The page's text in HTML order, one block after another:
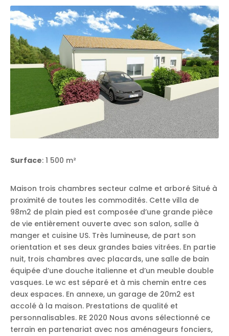
Surface: 1 500 m²
Maison trois chambres secteur calme et arboré Situé à
proximité de toutes les commodités. Cette villa de
98m2 de plain pied est composée d’une grande pièce
de vie entièrement ouverte avec son salon, salle à
manger et cuisine US. Très lumineuse, de part son
orientation et ses deux grandes baies vitrées. En partie
nuit, trois chambres avec placards, une salle de bain
équipée d’une douche italienne et d’un meuble double
vasques. Le wc est séparé et à mis chemin entre ces
deux espaces. En annexe, un garage de 20m2 est
accolé à la maison. Prestations de qualité et
personnalisables. RE 2020 Nous avons sélectionné ce
terrain en partenariat avec nos aménageurs fonciers,